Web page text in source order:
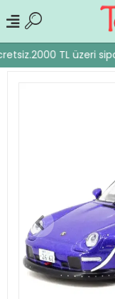
2000 TL üzeri